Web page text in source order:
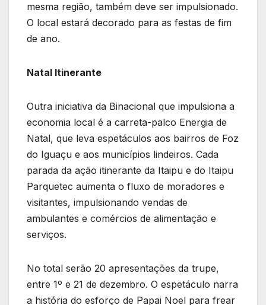
mesma região, também deve ser impulsionado.
O local estará decorado para as festas de fim
de ano.
Natal Itinerante
Outra iniciativa da Binacional que impulsiona a
economia local é a carreta-palco Energia de
Natal, que leva espetáculos aos bairros de Foz
do Iguaçu e aos municípios lindeiros. Cada
parada da ação itinerante da Itaipu e do Itaipu
Parquetec aumenta o fluxo de moradores e
visitantes, impulsionando vendas de
ambulantes e comércios de alimentação e
serviços.
No total serão 20 apresentações da trupe,
entre 1º e 21 de dezembro. O espetáculo narra
a história do esforço de Papai Noel para frear